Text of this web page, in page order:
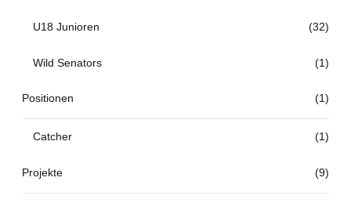
U18 Junioren (32)
Wild Senators (1)
Positionen (1)
Catcher (1)
Projekte (9)